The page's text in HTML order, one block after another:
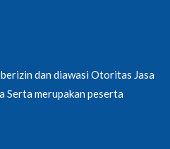
dan diawasi Otoritas Jasa
Serta merupakan peserta